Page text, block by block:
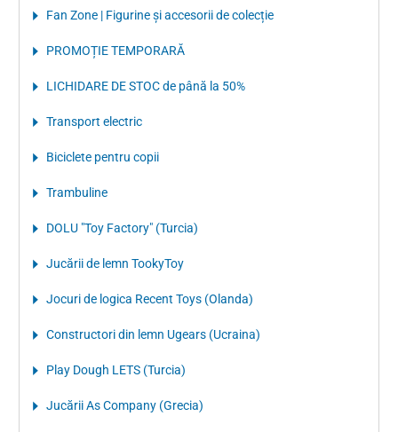
Fan Zone | Figurine și accesorii de colecție
PROMOȚIE TEMPORARĂ
LICHIDARE DE STOC de până la 50%
Transport electriс
Biciclete pentru copii
Trambuline
DOLU "Toy Factory" (Turcia)
Jucării de lemn TookyToy
Jocuri de logica Recent Toys (Olanda)
Constructori din lemn Ugears (Ucraina)
Play Dough LETS (Turcia)
Jucării As Company (Grecia)